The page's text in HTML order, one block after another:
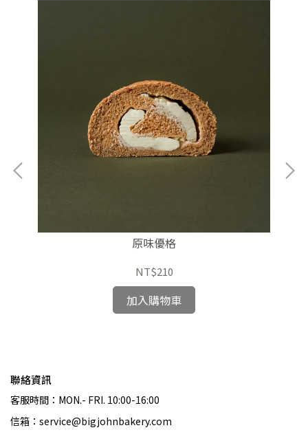
原味優格
NT$210
加入購物車
聯絡資訊
客服時間：MON.- FRI. 10:00-16:00
信箱：service@bigjohnbakery.com